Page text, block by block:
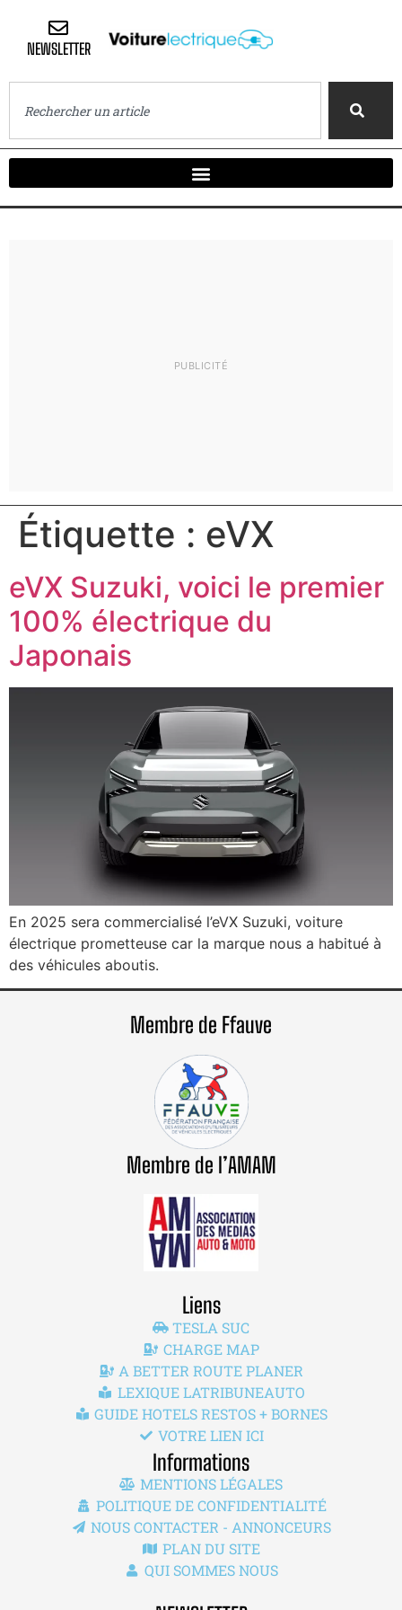
NEWSLETTER
Étiquette : eVX
eVX Suzuki, voici le premier
100% électrique du
Japonais
En 2025 sera commercialisé l’eVX Suzuki, voiture
électrique prometteuse car la marque nous a habitué à
des véhicules aboutis.
Membre de Ffauve
Membre de l’AMAM
Liens
TESLA SUC
CHARGE MAP
A BETTER ROUTE PLANER
LEXIQUE LATRIBUNEAUTO
GUIDE HOTELS RESTOS + BORNES
VOTRE LIEN ICI
Informations
MENTIONS LÉGALES
POLITIQUE DE CONFIDENTIALITÉ
NOUS CONTACTER - ANNONCEURS
PLAN DU SITE
QUI SOMMES NOUS